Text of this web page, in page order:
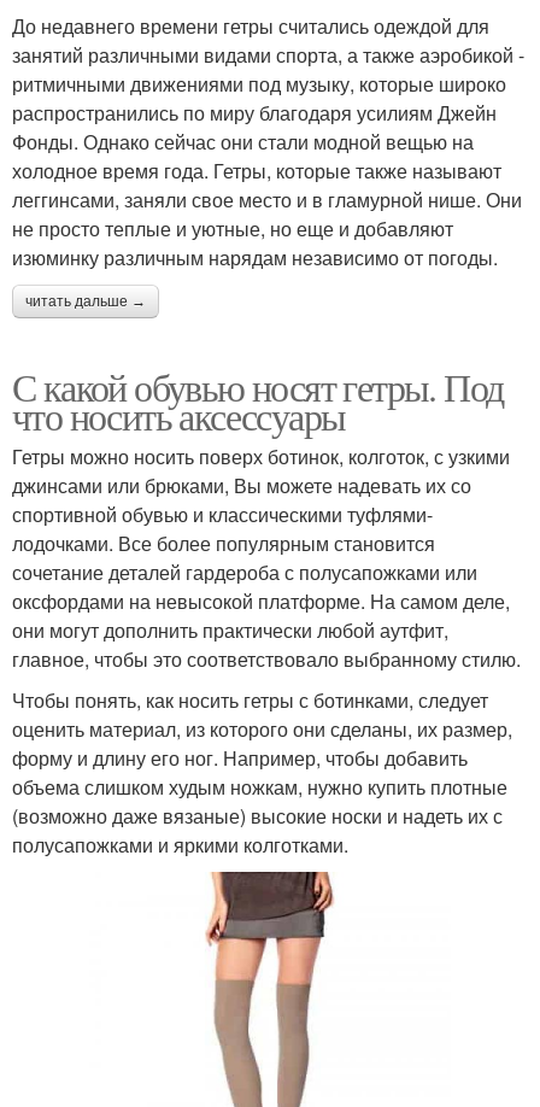
До недавнего времени гетры считались одеждой для
занятий различными видами спорта, а также аэробикой -
ритмичными движениями под музыку, которые широко
распространились по миру благодаря усилиям Джейн
Фонды. Однако сейчас они стали модной вещью на
холодное время года. Гетры, которые также называют
леггинсами, заняли свое место и в гламурной нише. Они
не просто теплые и уютные, но еще и добавляют
изюминку различным нарядам независимо от погоды.
читать дальше →
С какой обувью носят гетры. Под
что носить аксессуары
Гетры можно носить поверх ботинок, колготок, с узкими
джинсами или брюками, Вы можете надевать их со
спортивной обувью и классическими туфлями-
лодочками. Все более популярным становится
сочетание деталей гардероба с полусапожками или
оксфордами на невысокой платформе. На самом деле,
они могут дополнить практически любой аутфит,
главное, чтобы это соответствовало выбранному стилю.
Чтобы понять, как носить гетры с ботинками, следует
оценить материал, из которого они сделаны, их размер,
форму и длину его ног. Например, чтобы добавить
объема слишком худым ножкам, нужно купить плотные
(возможно даже вязаные) высокие носки и надеть их с
полусапожками и яркими колготками.